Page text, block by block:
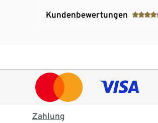
Kundenbewertungen
Zahlung